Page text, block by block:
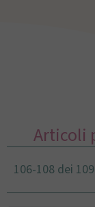
Articoli
106-108 dei